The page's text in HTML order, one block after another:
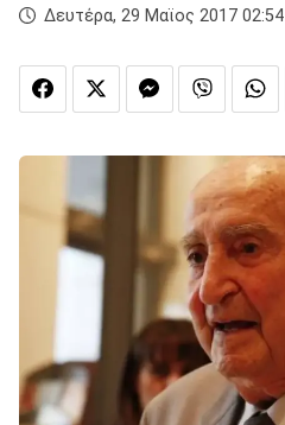
Δευτέρα, 29 Μαϊος 2017 02:54